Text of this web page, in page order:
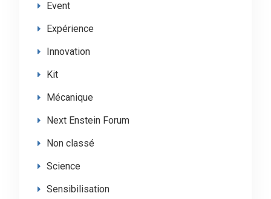
Event
Expérience
Innovation
Kit
Mécanique
Next Enstein Forum
Non classé
Science
Sensibilisation